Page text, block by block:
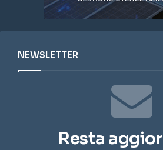
NEWSLETTER
Resta